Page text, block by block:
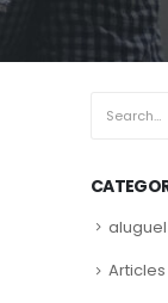
Articles